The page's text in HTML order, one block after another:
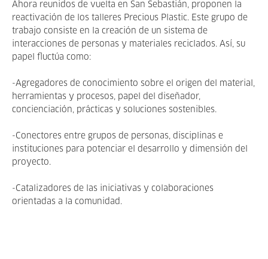
Ahora reunidos de vuelta en San Sebastián, proponen la
reactivación de los talleres Precious Plastic. Este grupo de
trabajo consiste en la creación de un sistema de
interacciones de personas y materiales reciclados. Así, su
papel fluctúa como:
-Agregadores de conocimiento sobre el origen del material,
herramientas y procesos, papel del diseñador,
concienciación, prácticas y soluciones sostenibles.
-Conectores entre grupos de personas, disciplinas e
instituciones para potenciar el desarrollo y dimensión del
proyecto.
-Catalizadores de las iniciativas y colaboraciones
orientadas a la comunidad.